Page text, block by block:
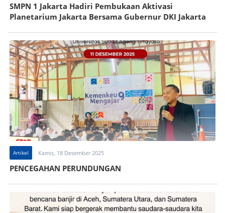
SMPN 1 Jakarta Hadiri Pembukaan Aktivasi
Planetarium Jakarta Bersama Gubernur DKI Jakarta
Artikel Kamis, 18 Desember 2025
PENCEGAHAN PERUNDUNGAN